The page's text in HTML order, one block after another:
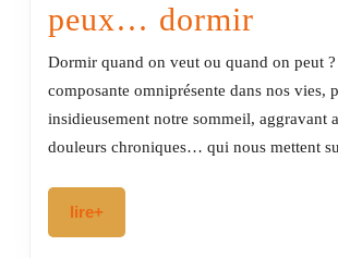
peux… dormir
je
veux,
moins
Dormir quand on veut ou quand on peut ?
composante omniprésente dans nos vies,
insidieusement notre sommeil, aggravant
douleurs chroniques… qui nous mettent
lire+